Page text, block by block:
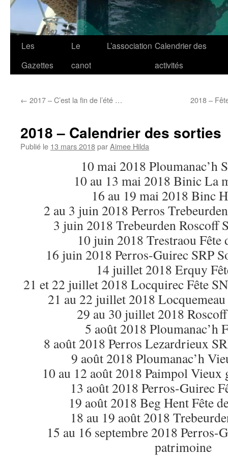
Les
Gazettes
Le
canot
L’association Calendrier des
activités
← 2017 – C’est la fin de l’été … 2018 –
2018 – Calendrier des sorties
Publié le 13 mars 2018parAimee Hilda
10 mai 2018 Ploumanac’h
10 au 13 mai 2018 Binic La
16 au 19 mai 2018 Binc
2 au 3 juin 2018 Perros
3 juin 2018 Trebeurden Roscoff
10 juin 2018 Trestraou Fête
16 juin 2018 Perros-Guirec SRP
14 juillet 2018 Erquy
21 et 22 juillet 2018 Locquirec Fête
21 au 22 juillet 2018 Locquemeau
29 au 30 juillet 2018
5 août 2018 Ploumanac’h
8 août 2018 Perros Lezardrieux
9 août 2018 Ploumanac’h
10 au 12 août 2018 Paimpol
13 août 2018 Perros-Guirec
19 août 2018 Beg Hent Fête
18 au 19 août 2018
15 au 16 septembre 2018 Perros-
patrimoine